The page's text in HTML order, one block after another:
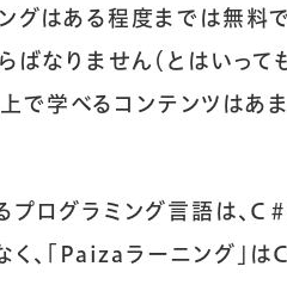
はある程度までは無料
ばなりません（とはいっ
で学べるコンテンツは
ログラミング言語は、C
、「Paizaラーニング」